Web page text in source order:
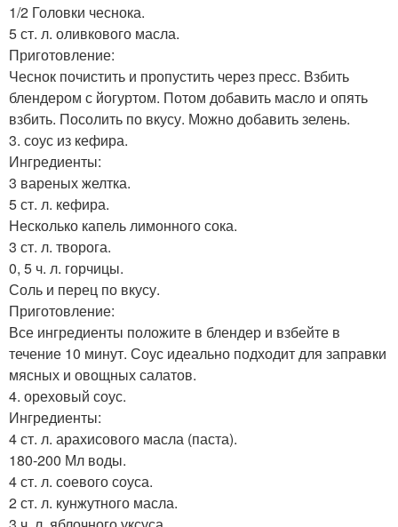
1/2 Головки чеснока.
5 ст. л. оливкового масла.
Приготовление:
Чеснок почистить и пропустить через пресс. Взбить
блендером с йогуртом. Потом добавить масло и опять
взбить. Посолить по вкусу. Можно добавить зелень.
3. соус из кефира.
Ингредиенты:
3 вареных желтка.
5 ст. л. кефира.
Несколько капель лимонного сока.
3 ст. л. творога.
0, 5 ч. л. горчицы.
Соль и перец по вкусу.
Приготовление:
Все ингредиенты положите в блендер и взбейте в
течение 10 минут. Соус идеально подходит для заправки
мясных и овощных салатов.
4. ореховый соус.
Ингредиенты:
4 ст. л. арахисового масла (паста).
180-200 Мл воды.
4 ст. л. соевого соуса.
2 ст. л. кунжутного масла.